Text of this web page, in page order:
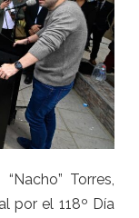
Torres,
por el 118º Día